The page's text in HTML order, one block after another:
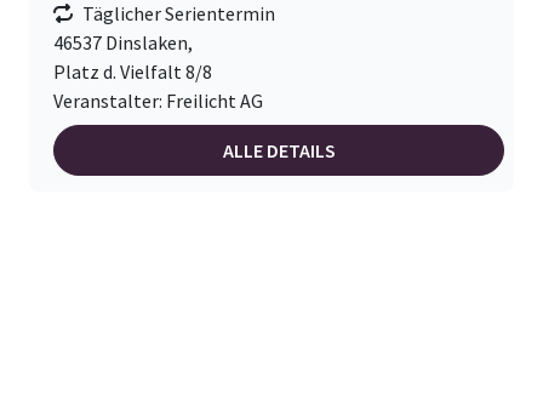
Täglicher Serientermin
46537 Dinslaken,
Platz d. Vielfalt 8/8
Veranstalter: Freilicht AG
ALLE DETAILS